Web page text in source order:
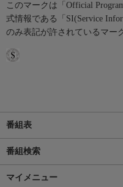
このマークは「Official
式情報である「SI(Service
のみ表記が許されているマー
番組表
番組検索
マイメニュー